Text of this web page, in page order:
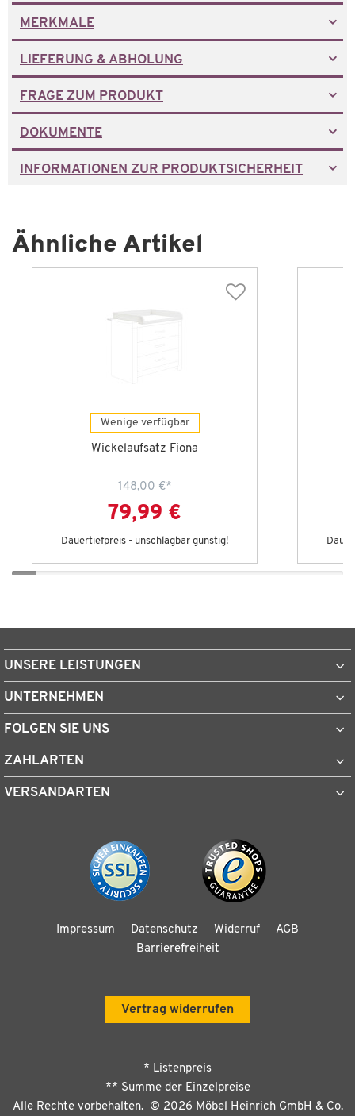
MERKMALE
LIEFERUNG & ABHOLUNG
FRAGE ZUM PRODUKT
DOKUMENTE
INFORMATIONEN ZUR PRODUKTSICHERHEIT
Ähnliche Artikel
Wenige verfügbar
Wickelaufsatz Fiona
148,00 €*
79,99 €
Dauertiefpreis - unschlagbar günstig!
UNSERE LEISTUNGEN
UNTERNEHMEN
FOLGEN SIE UNS
ZAHLARTEN
VERSANDARTEN
Impressum Datenschutz Widerruf
AGB
Barrierefreiheit
Vertrag widerrufen
* Listenpreis
** Summe der Einzelpreise
Alle Rechte vorbehalten. © 2026 Möbel Heinrich GmbH & Co.